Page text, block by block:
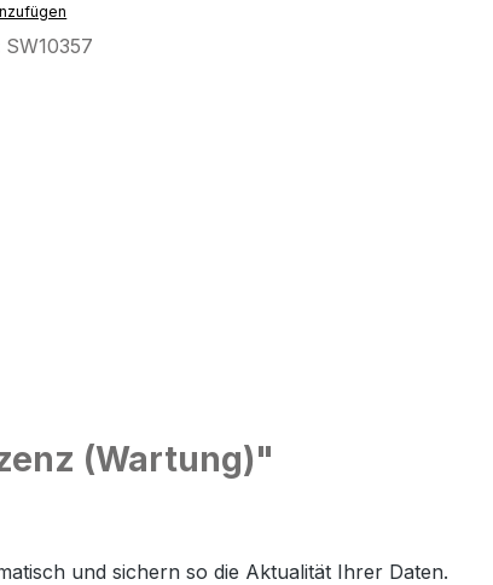
SW10357
(Wartung)"
und sichern so die Aktualität Ihrer Daten.